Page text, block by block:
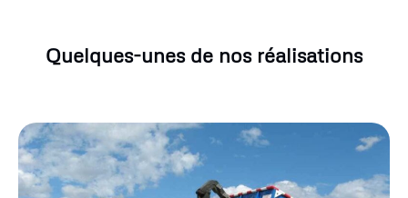
Quelques-unes de nos réalisations